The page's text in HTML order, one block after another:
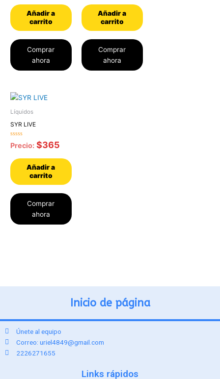
de
5
Añadir a
carrito
Comprar
ahora
de
5
Añadir a
carrito
Comprar
ahora
Líquidos
SYR LIVE
Valorado
con
de
5
Precio: $365
Añadir a
carrito
Comprar
ahora
Inicio de página
Únete al equipo
Correo: uriel4849@gmail.com
2226271655
Links rápidos